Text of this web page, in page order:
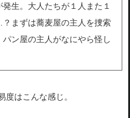
生。大人たちが１人また１
まずは蕎麦屋の主人を捜索
ン屋の主人がなにやら怪し
はこんな感じ。